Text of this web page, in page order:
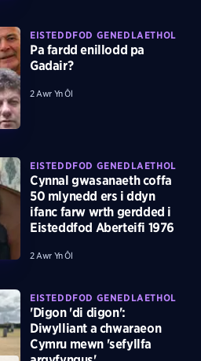
EISTEDDFOD GENEDLAETHOL
Pa fardd enillodd pa
Gadair?
2 Awr Yn Ôl
EISTEDDFOD GENEDLAETHOL
Cynnal gwasanaeth coffa
50 mlynedd ers i ddyn
ifanc farw wrth gerdded i
Eisteddfod Aberteifi 1976
2 Awr Yn Ôl
EISTEDDFOD GENEDLAETHOL
'Digon 'di digon':
Diwylliant a chwaraeon
Cymru mewn 'sefyllfa